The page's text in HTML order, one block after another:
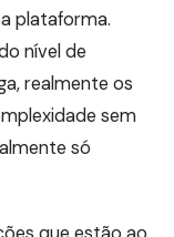
plataforma.
nível de
realmente os
sem
só